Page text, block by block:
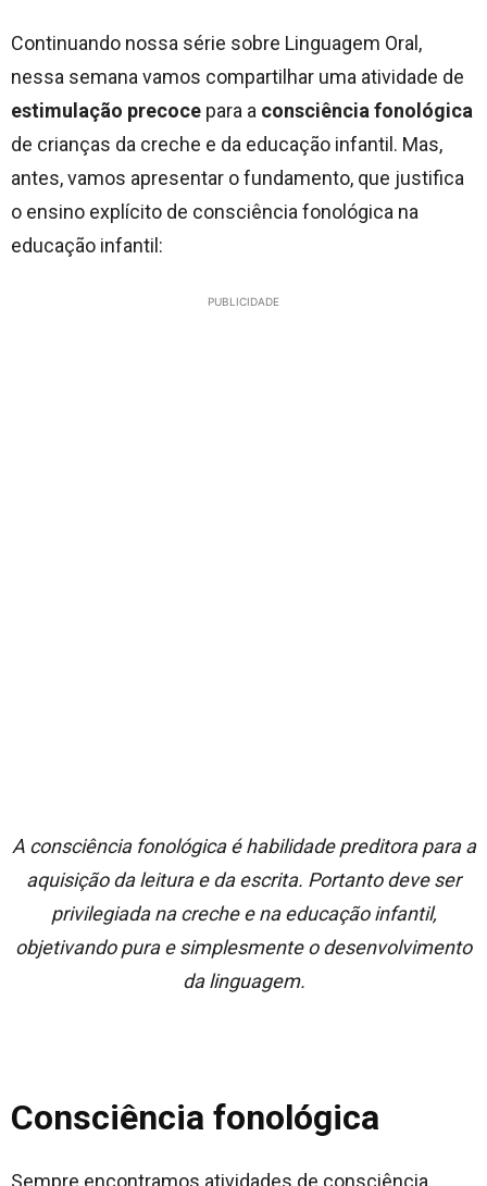
Continuando nossa série sobre Linguagem Oral,
nessa semana vamos compartilhar uma atividade de
estimulação precoce para a consciência fonológica
de crianças da creche e da educação infantil. Mas,
antes, vamos apresentar o fundamento, que justifica
o ensino explícito de consciência fonológica na
educação infantil:
PUBLICIDADE
A consciência fonológica é habilidade preditora para a
aquisição da leitura e da escrita. Portanto deve ser
privilegiada na creche e na educação infantil,
objetivando pura e simplesmente o desenvolvimento
da linguagem.
Consciência fonológica
Sempre encontramos atividades de consciência